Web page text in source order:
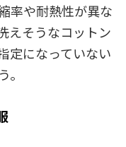
率や耐熱性が異な
えそうなコットン
定になっていない